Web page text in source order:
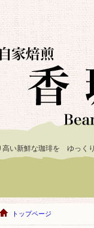
高い新鮮な珈琲を ゆっく
トップページ